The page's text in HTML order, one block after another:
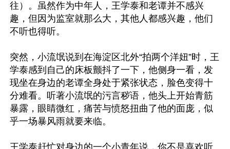
往）。虽然作为中年人，王学泰和老谭并不感兴
趣，但因为监室就那么大，其他人都感兴趣，他们
不听也得听。
突然，小流氓说到在海淀区北外“拍两个洋妞”时，王
学泰感到自己的床板颤抖了一下，他侧身一看，发
现坐在身边的老谭全身处于紧张状态，脸色变得十
分难看。听著小流氓的污言秽语，他头上开始青筋
暴露，眼睛微红，痛苦与愤怒扭曲了他的面庞，似
乎一场暴风雨就要来临。
王学泰赶忙对身边的一个小青年说，你不是喜欢听